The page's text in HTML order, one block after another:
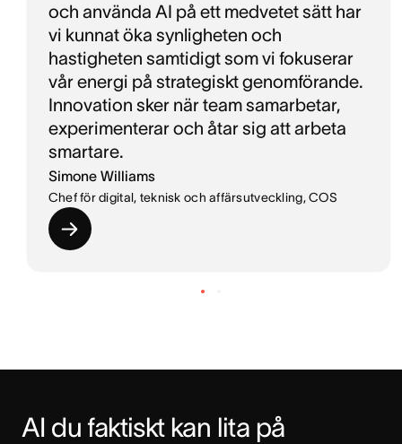
och använda AI på ett medvetet sätt har
vi kunnat öka synligheten och
hastigheten samtidigt som vi fokuserar
vår energi på strategiskt genomförande.
Innovation sker när team samarbetar,
experimenterar och åtar sig att arbeta
smartare.
Simone Williams
Chef för digital, teknisk och affärsutveckling, COS
AI du faktiskt kan lita på